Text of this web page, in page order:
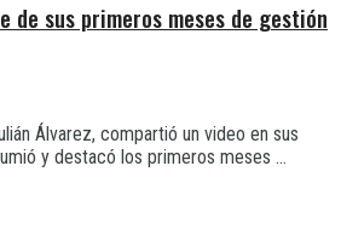
de sus primeros meses de gestión
Álvarez, compartió un video en sus
y destacó los primeros meses ...